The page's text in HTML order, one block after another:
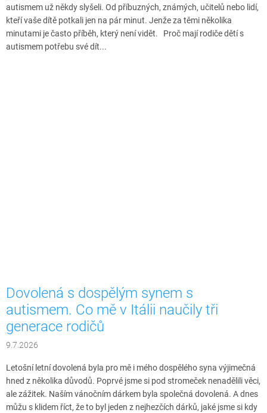
autismem už někdy slyšeli. Od příbuzných, známých, učitelů nebo lidí,
kteří vaše dítě potkali jen na pár minut. Jenže za těmi několika
minutami je často příběh, který není vidět. Proč mají rodiče dětí s
autismem potřebu své dít...
Dovolená s dospělým synem s
autismem. Co mě v Itálii naučily tři
generace rodičů
9.7.2026
Letošní letní dovolená byla pro mě i mého dospělého syna výjimečná
hned z několika důvodů. Poprvé jsme si pod stromeček nenadělili věci,
ale zážitek. Naším vánočním dárkem byla společná dovolená. A dnes
můžu s klidem říct, že to byl jeden z nejhezčích dárků, jaké jsme si kdy